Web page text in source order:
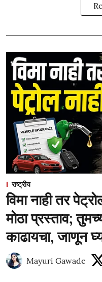
राष्ट्रीय
विमा नाही तर
मोठा प्रस्ताव;
काढायचा, जाणून
Mayuri Gawade